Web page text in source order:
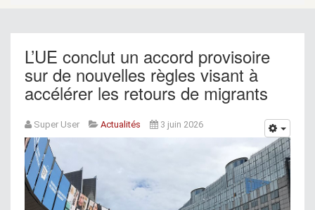
L’UE conclut un accord provisoire
sur de nouvelles règles visant à
accélérer les retours de migrants
Super User Actualités 3 juin 2026